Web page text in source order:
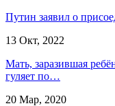
Путин заявил о
13 Окт, 2022
Мать, заразившая
гуляет по…
20 Мар, 2020